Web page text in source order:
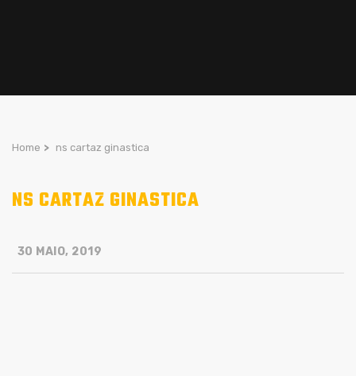
Home > ns cartaz ginastica
NS CARTAZ GINASTICA
30 MAIO, 2019